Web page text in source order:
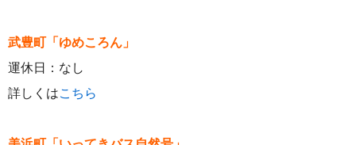
武豊町「ゆめころん」
運休日：なし
詳しくはこちら